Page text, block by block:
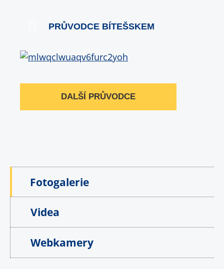
PRŮVODCE BÍTEŠSKEM
DALŠÍ PRŮVODCE
Fotogalerie
Videa
Webkamery